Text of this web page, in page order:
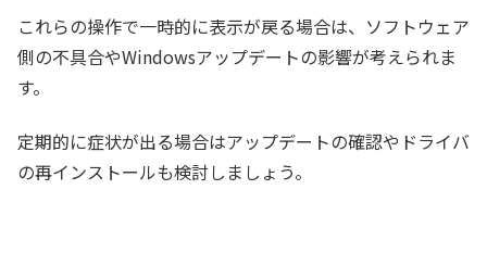
これらの操作で一時的に表示が戻る場合は、ソフトウェア
側の不具合やWindowsアップデートの影響が考えられま
す。
定期的に症状が出る場合はアップデートの確認やドライバ
の再インストールも検討しましょう。